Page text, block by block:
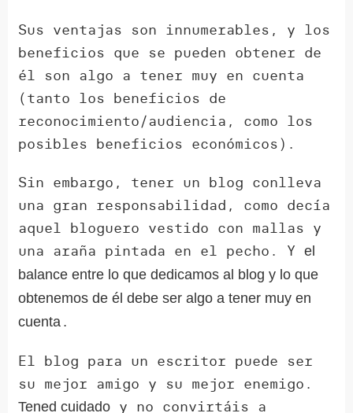
Sus ventajas son innumerables, y los
beneficios que se pueden obtener de
él son algo a tener muy en cuenta
(tanto los beneficios de
reconocimiento/audiencia, como los
posibles beneficios económicos).
Sin embargo, tener un blog conlleva
una gran responsabilidad, como decía
aquel bloguero vestido con mallas y
una araña pintada en el pecho. Yel
balance entre lo que dedicamos al blog y lo que
obtenemos de él debe ser algo a tener muy en
cuenta .
El blog para un escritor puede ser
su mejor amigo y su mejor enemigo.
Tened cuidado y no convirtáis a